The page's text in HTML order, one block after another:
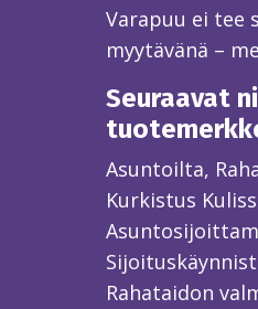
Varapuu ei tee
myytävänä –
Seuraavat
Asuntoilta,
Kurkistus
Rahataidon